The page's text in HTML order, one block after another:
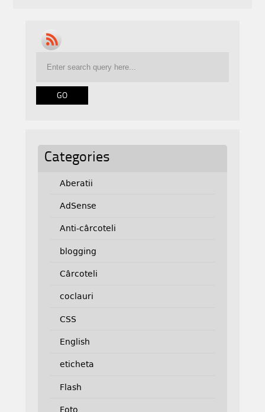
Categories
Aberatii
AdSense
Anti-cârcoteli
blogging
Cârcoteli
coclauri
CSS
English
eticheta
Flash
Foto